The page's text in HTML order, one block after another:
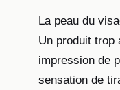
La peau du
Un produit trop
impression de
sensation de